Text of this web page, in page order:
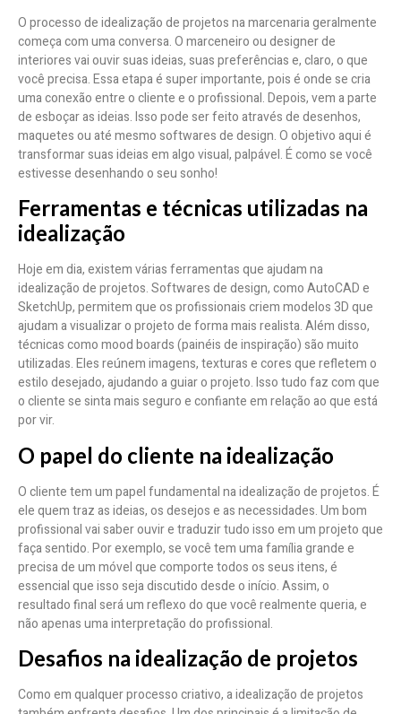
O processo de idealização de projetos na marcenaria geralmente
começa com uma conversa. O marceneiro ou designer de
interiores vai ouvir suas ideias, suas preferências e, claro, o que
você precisa. Essa etapa é super importante, pois é onde se cria
uma conexão entre o cliente e o profissional. Depois, vem a parte
de esboçar as ideias. Isso pode ser feito através de desenhos,
maquetes ou até mesmo softwares de design. O objetivo aqui é
transformar suas ideias em algo visual, palpável. É como se você
estivesse desenhando o seu sonho!
Ferramentas e técnicas utilizadas na
idealização
Hoje em dia, existem várias ferramentas que ajudam na
idealização de projetos. Softwares de design, como AutoCAD e
SketchUp, permitem que os profissionais criem modelos 3D que
ajudam a visualizar o projeto de forma mais realista. Além disso,
técnicas como mood boards (painéis de inspiração) são muito
utilizadas. Eles reúnem imagens, texturas e cores que refletem o
estilo desejado, ajudando a guiar o projeto. Isso tudo faz com que
o cliente se sinta mais seguro e confiante em relação ao que está
por vir.
O papel do cliente na idealização
O cliente tem um papel fundamental na idealização de projetos. É
ele quem traz as ideias, os desejos e as necessidades. Um bom
profissional vai saber ouvir e traduzir tudo isso em um projeto que
faça sentido. Por exemplo, se você tem uma família grande e
precisa de um móvel que comporte todos os seus itens, é
essencial que isso seja discutido desde o início. Assim, o
resultado final será um reflexo do que você realmente queria, e
não apenas uma interpretação do profissional.
Desafios na idealização de projetos
Como em qualquer processo criativo, a idealização de projetos